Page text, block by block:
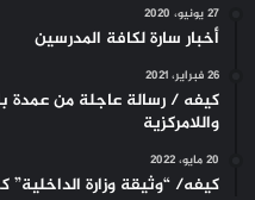
27 يونيو، 2020
أخبار سارة لكافة المدرسين
26 فبراير، 2021
كيفه / رسالة عاجلة من عمدة
واللامركزية
20 مايو، 2022
كيفه/ “وثيقة وزارة